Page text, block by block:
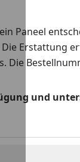
Paneel
Erstattung
und